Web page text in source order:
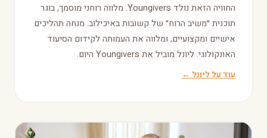
החוויה הזאת נולד Youngivers. מלווה רוחני מוסמך, בוגר
תוכנית ״משיב הרוח״ של קשובות באיכילוב. מנחה תהליכים
אישיים ומקצועיים, ומלווה את העמותה לקידום הסיעוד
האונקולוגי. ליונל מוביל את Youngivers היום.
עוד על ליונל ←